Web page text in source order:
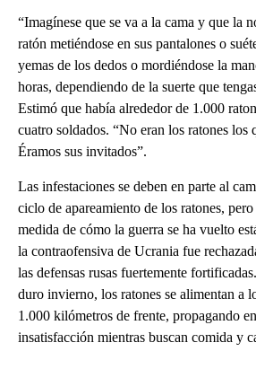
“Imagínese que se va a la cama y que la
ratón metiéndose en sus pantalones o
yemas de los dedos o mordiéndose la
horas, dependiendo de la suerte que
Estimó que había alrededor de 1.000
cuatro soldados. “No eran los ratones los
Éramos sus invitados”.
Las infestaciones se deben en parte al
ciclo de apareamiento de los ratones,
medida de cómo la guerra se ha vuelto
la contraofensiva de Ucrania fue
las defensas rusas fuertemente
duro invierno, los ratones se alimentan a
1.000 kilómetros de frente, propagando
insatisfacción mientras buscan comida y